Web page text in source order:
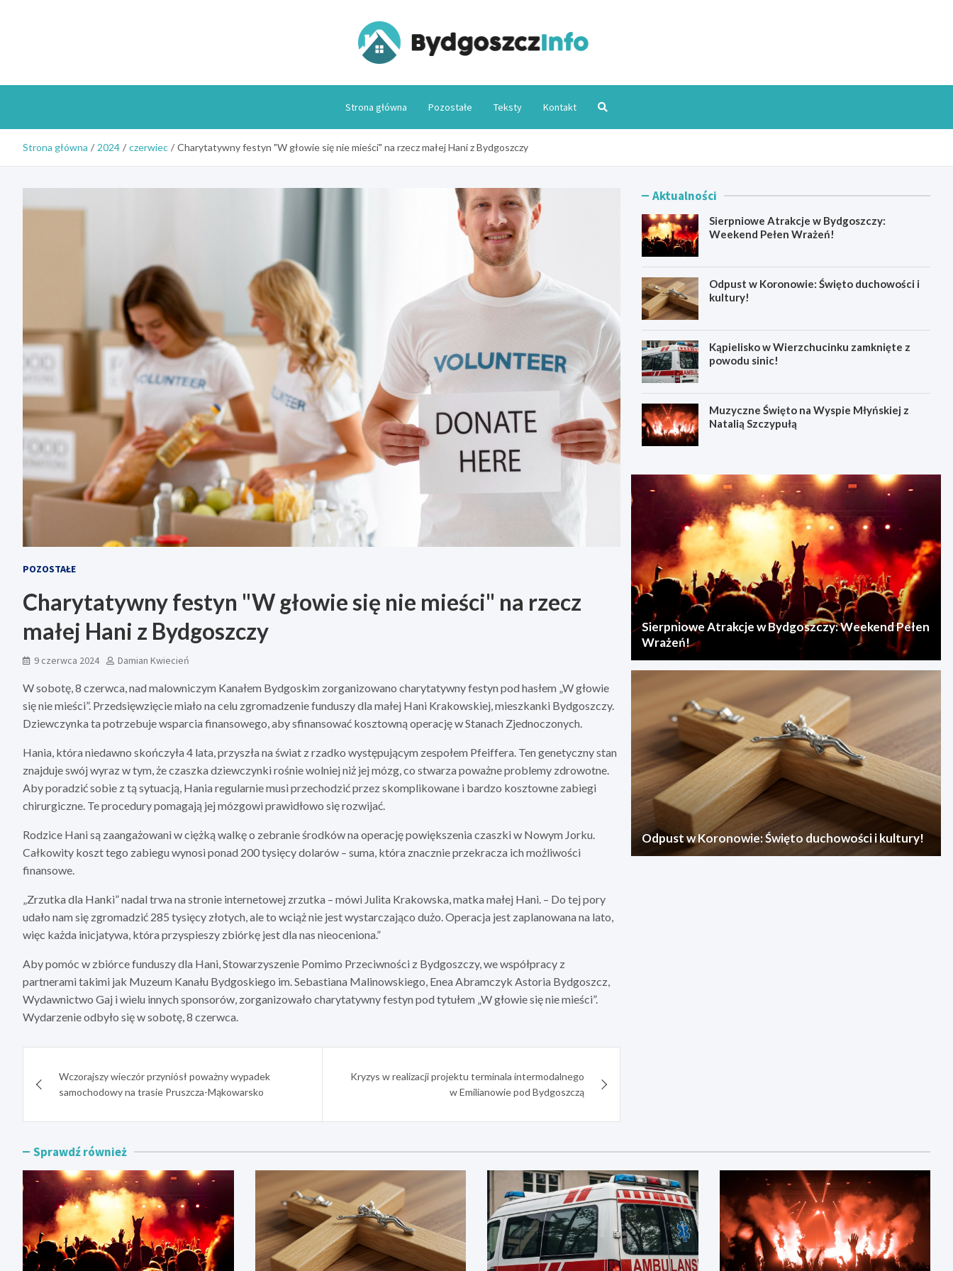
Strona główna Pozostałe Teksty Kontakt
Strona główna 2024 czerwiec Charytatywny festyn "W głowie się nie mieści" na rzecz małej Hani z Bydgoszczy
POZOSTAŁE
Charytatywny festyn "W głowie się nie mieści" na rzecz
małej Hani z Bydgoszczy
9 czerwca 2024 Damian Kwiecień
W sobotę, 8 czerwca, nad malowniczym Kanałem Bydgoskim zorganizowano charytatywny festyn pod hasłem „W głowie
się nie mieści”. Przedsięwzięcie miało na celu zgromadzenie funduszy dla małej Hani Krakowskiej, mieszkanki Bydgoszczy.
Dziewczynka ta potrzebuje wsparcia finansowego, aby sfinansować kosztowną operację w Stanach Zjednoczonych.
Hania, która niedawno skończyła 4 lata, przyszła na świat z rzadko występującym zespołem Pfeiffera. Ten genetyczny stan
znajduje swój wyraz w tym, że czaszka dziewczynki rośnie wolniej niż jej mózg, co stwarza poważne problemy zdrowotne.
Aby poradzić sobie z tą sytuacją, Hania regularnie musi przechodzić przez skomplikowane i bardzo kosztowne zabiegi
chirurgiczne. Te procedury pomagają jej mózgowi prawidłowo się rozwijać.
Rodzice Hani są zaangażowani w ciężką walkę o zebranie środków na operację powiększenia czaszki w Nowym Jorku.
Całkowity koszt tego zabiegu wynosi ponad 200 tysięcy dolarów – suma, która znacznie przekracza ich możliwości
finansowe.
„Zrzutka dla Hanki” nadal trwa na stronie internetowej zrzutka – mówi Julita Krakowska, matka małej Hani. – Do tej pory
udało nam się zgromadzić 285 tysięcy złotych, ale to wciąż nie jest wystarczająco dużo. Operacja jest zaplanowana na lato,
więc każda inicjatywa, która przyspieszy zbiórkę jest dla nas nieoceniona.”
Aby pomóc w zbiórce funduszy dla Hani, Stowarzyszenie Pomimo Przeciwności z Bydgoszczy, we współpracy z
partnerami takimi jak Muzeum Kanału Bydgoskiego im. Sebastiana Malinowskiego, Enea Abramczyk Astoria Bydgoszcz,
Wydawnictwo Gaj i wielu innych sponsorów, zorganizowało charytatywny festyn pod tytułem „W głowie się nie mieści”.
Wydarzenie odbyło się w sobotę, 8 czerwca.
wpisuWczorajszy wieczór przyniósł poważny wypadek
samochodowy na trasie Pruszcza-Mąkowarsko
Kryzys w realizacji projektu terminala intermodalnego
w Emilianowie pod Bydgoszczą
Aktualności
Sierpniowe Atrakcje w Bydgoszczy:
Weekend Pełen Wrażeń!
Odpust w Koronowie: Święto duchowości i
kultury!
Kąpielisko w Wierzchucinku zamknięte z
powodu sinic!
Muzyczne Święto na Wyspie Młyńskiej z
Natalią Szczypułą
Sierpniowe Atrakcje w Bydgoszczy: Weekend Pełen
Wrażeń!
Odpust w Koronowie: Święto duchowości i kultury!
Sprawdź również